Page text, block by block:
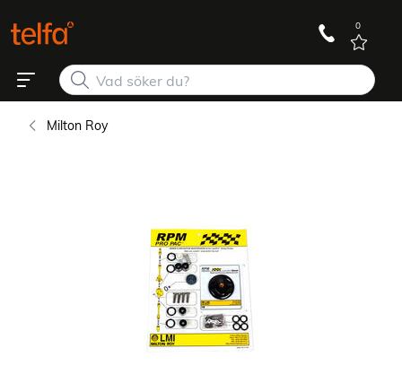
0
Milton Roy